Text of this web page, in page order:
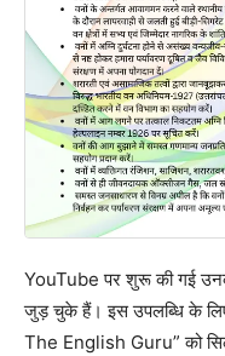
YouTube पर शुरू की गई
जुड़ चुके हैं। इस उपलब्धि के
The English Guru” को